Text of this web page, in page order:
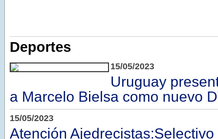
Deportes
15/05/2023
Uruguay
a Marcelo Bielsa como nuevo
15/05/2023
Atención